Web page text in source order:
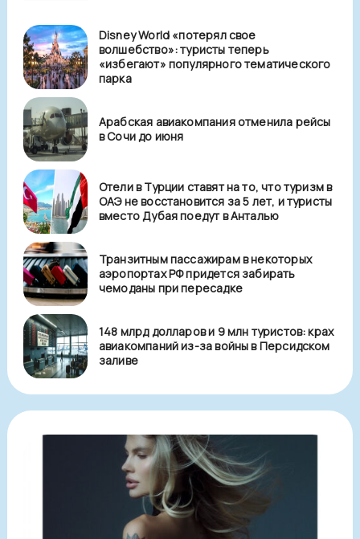
Disney World «потерял свое
волшебство»: туристы теперь
«избегают» популярного тематического
парка
Арабская авиакомпания отменила рейсы
в Сочи до июня
Отели в Турции ставят на то, что туризм в
ОАЭ не восстановится за 5 лет, и туристы
вместо Дубая поедут в Анталью
Транзитным пассажирам в некоторых
аэропортах РФ придется забирать
чемоданы при пересадке
148 млрд долларов и 9 млн туристов: крах
авиакомпаний из-за войны в Персидском
заливе